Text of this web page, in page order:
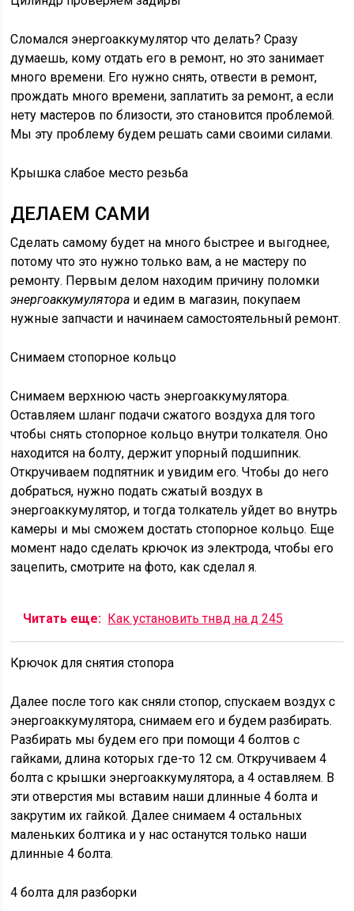
Сломался энергоаккумулятор что делать? Сразу
думаешь, кому отдать его в ремонт, но это занимает
много времени. Его нужно снять, отвести в ремонт,
прождать много времени, заплатить за ремонт, а если
нету мастеров по близости, это становится проблемой.
Мы эту проблему будем решать сами своими силами.
Крышка слабое место резьба
ДЕЛАЕМ САМИ
Сделать самому будет на много быстрее и выгоднее,
потому что это нужно только вам, а не мастеру по
ремонту. Первым делом находим причину поломки
энергоаккумулятора и едим в магазин, покупаем
нужные запчасти и начинаем самостоятельный ремонт.
Снимаем стопорное кольцо
Снимаем верхнюю часть энергоаккумулятора.
Оставляем шланг подачи сжатого воздуха для того
чтобы снять стопорное кольцо внутри толкателя. Оно
находится на болту, держит упорный подшипник.
Откручиваем подпятник и увидим его. Чтобы до него
добраться, нужно подать сжатый воздух в
энергоаккумулятор, и тогда толкатель уйдет во внутрь
камеры и мы сможем достать стопорное кольцо. Еще
момент надо сделать крючок из электрода, чтобы его
зацепить, смотрите на фото, как сделал я.
Читать еще: Как установить тнвд на д 245
Крючок для снятия стопора
Далее после того как сняли стопор, спускаем воздух с
энергоаккумулятора, снимаем его и будем разбирать.
Разбирать мы будем его при помощи 4 болтов с
гайками, длина которых где-то 12 см. Откручиваем 4
болта с крышки энергоаккумулятора, а 4 оставляем. В
эти отверстия мы вставим наши длинные 4 болта и
закрутим их гайкой. Далее снимаем 4 остальных
маленьких болтика и у нас останутся только наши
длинные 4 болта.
4 болта для разборки